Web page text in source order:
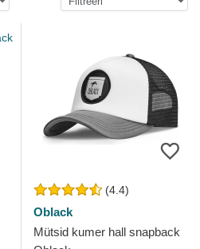
(4.4)
Oblack
Mütsid kumer hall snapback